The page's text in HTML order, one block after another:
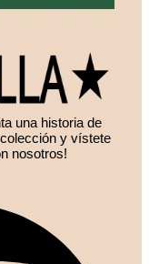
una historia de
y vístete
nosotros!